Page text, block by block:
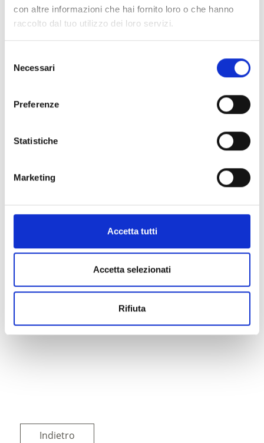
con altre informazioni che hai fornito loro o che hanno
raccolto dal tuo utilizzo dei loro servizi.
delNecessari
Preferenze
Statistiche
Marketing
Accetta tutti
Accetta selezionati
Rifiuta
pfarre.johannes.laas@rolmail.net
www.kirche-laas.org
Impressioni
Indietro